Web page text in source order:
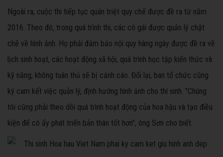
Ngoài ra, cuộc thi tiếp tục quán triệt quy chế được đề ra từ năm
2016. Theo đó, trong quá trình thi, các cô gái được quản lý chặt
chẽ về hình ảnh. Họ phải đảm bảo nội quy hàng ngày được đề ra về
lịch sinh hoạt, các hoạt động xã hội, quá trình học tập kiến thức và
kỹ năng, không tuân thủ sẽ bị cảnh cáo. Đổi lại, ban tổ chức cũng
ký cam kết việc quản lý, định hướng hình ảnh cho thí sinh. "Chúng
tôi cũng phải theo dõi quá trình hoạt động của hoa hậu và tạo điều
kiện để cô ấy phát triển bản thân tốt hơn", ông Sơn cho biết.